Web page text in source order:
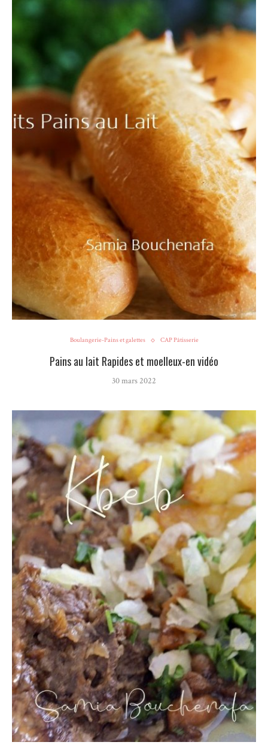
Boulangerie-Pains et galettes CAP Pâtisserie
Pains au lait Rapides et moelleux-en vidéo
30 mars 2022